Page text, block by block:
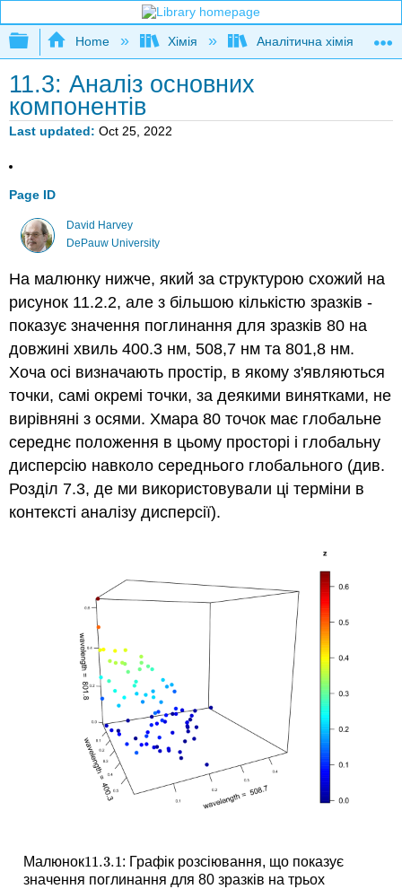
Expand/collapse global hierarchy
Home Хімія Аналітична хімія
11.3: Аналіз основних
компонентів
Last updated Oct 25, 2022
Page ID
David Harvey
DePauw University
На малюнку нижче, який за структурою схожий на
рисунок 11.2.2, але з більшою кількістю зразків -
показує значення поглинання для зразків 80 на
довжині хвиль 400.3 нм, 508,7 нм та 801,8 нм.
Хоча осі визначають простір, в якому з'являються
точки, самі окремі точки, за деякими винятками, не
вирівняні з осями. Хмара 80 точок має глобальне
середнє положення в цьому просторі і глобальну
дисперсію навколо середнього глобального (див.
Розділ 7.3, де ми використовували ці терміни в
контексті аналізу дисперсії).
Малюнок11.3.1
11.3.1: Графік розсіювання, що показує
значення поглинання для 80 зразків на трьох